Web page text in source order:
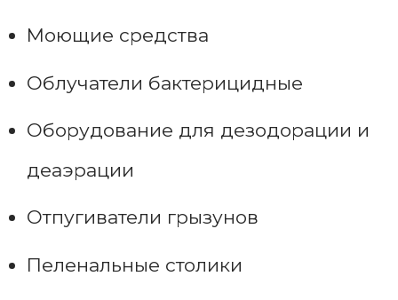
Моющие средства
Облучатели бактерицидные
Оборудование для дезодорации и
деаэрации
Отпугиватели грызунов
Пеленальные столики